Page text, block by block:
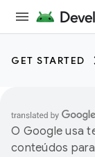
GET STARTED
O Google usa
conteúdos